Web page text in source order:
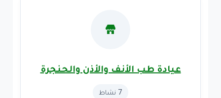
عيادة طب الأنف والأذن والحنجرة
7 نشاط